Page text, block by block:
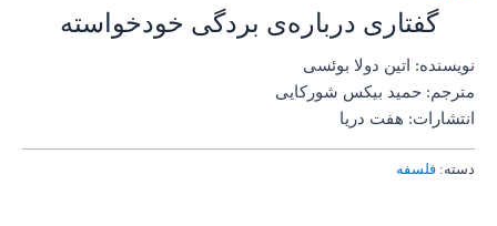
گفتاری درباره‌ی بردگی خودخواسته
نویسنده: اتین دولا بوئسی
مترجم: حمید بیکس شورکایی
انتشارات: هفت دریا
دسته: فلسفه